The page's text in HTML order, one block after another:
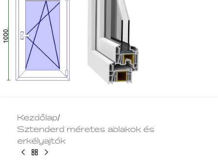
Kezdőlap/
Sztenderd méretes ablakok és
erkélyajtók